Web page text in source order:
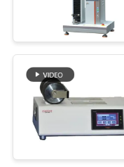
DI
VR
CIRCA
NOI